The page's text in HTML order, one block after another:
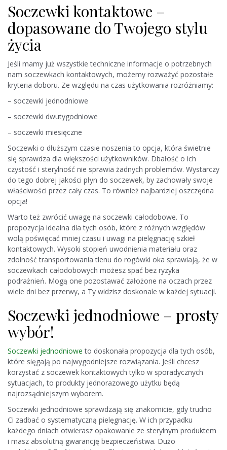
Soczewki kontaktowe –
dopasowane do Twojego stylu
życia
Jeśli mamy już wszystkie techniczne informacje o potrzebnych
nam soczewkach kontaktowych, możemy rozważyć pozostałe
kryteria doboru. Ze względu na czas użytkowania rozróżniamy:
– soczewki jednodniowe
– soczewki dwutygodniowe
– soczewki miesięczne
Soczewki o dłuższym czasie noszenia to opcja, która świetnie
się sprawdza dla większości użytkowników. Dbałość o ich
czystość i sterylność nie sprawia żadnych problemów. Wystarczy
do tego dobrej jakości płyn do soczewek, by zachowały swoje
właściwości przez cały czas. To również najbardziej oszczędna
opcja!
Warto też zwrócić uwagę na soczewki całodobowe. To
propozycja idealna dla tych osób, które z różnych względów
wolą poświęcać mniej czasu i uwagi na pielęgnację szkieł
kontaktowych. Wysoki stopień uwodnienia materiału oraz
zdolność transportowania tlenu do rogówki oka sprawiają, że w
soczewkach całodobowych możesz spać bez ryzyka
podrażnień. Mogą one pozostawać założone na oczach przez
wiele dni bez przerwy, a Ty widzisz doskonale w każdej sytuacji.
Soczewki jednodniowe – prosty
wybór!
Soczewki jednodniowe to doskonała propozycja dla tych osób,
które sięgają po najwygodniejsze rozwiązania. Jeśli chcesz
korzystać z soczewek kontaktowych tylko w sporadycznych
sytuacjach, to produkty jednorazowego użytku będą
najrozsądniejszym wyborem.
Soczewki jednodniowe sprawdzają się znakomicie, gdy trudno
Ci zadbać o systematyczną pielęgnację. W ich przypadku
każdego dniach otwierasz opakowanie ze sterylnym produktem
i masz absolutną gwarancję bezpieczeństwa. Dużo